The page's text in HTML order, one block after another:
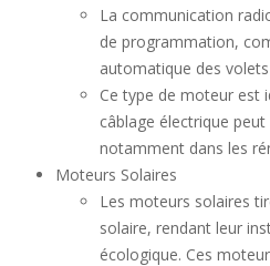
La communication
de programmation,
automatique des
Ce type de moteur est
câblage électrique
notamment dans les
Moteurs Solaires
Les moteurs solaires
solaire, rendant leur
écologique. Ces